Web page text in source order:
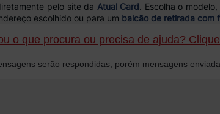
pelo site da Atual Card. Escolha o
escolhido ou para um balcão de retirada com
o que procura ou precisa de ajuda?
serão respondidas, porém mensagens